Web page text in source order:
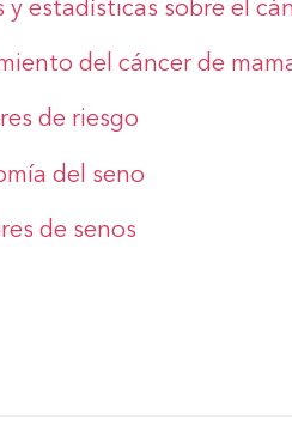
y estadísticas sobre el
del cáncer de
de riesgo
del seno
de senos